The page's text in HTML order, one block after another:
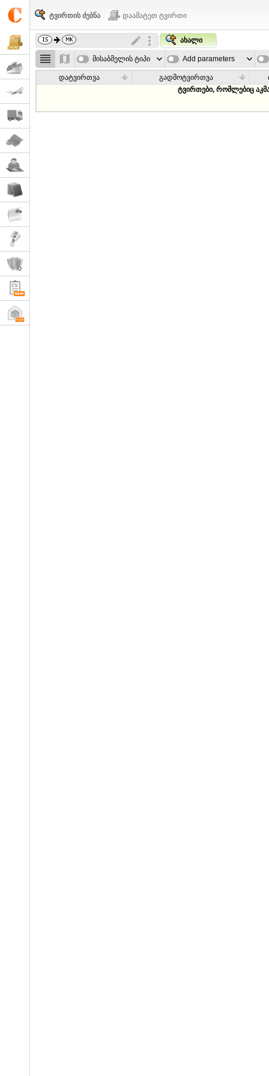
ტვირთის ძებნა დაამატეთ ტვირთი
ახალი
მისაბმელის ტიპი Add parameters
დატვირთვა გადმოტვირთვა
ტვირთები, რომლებიც